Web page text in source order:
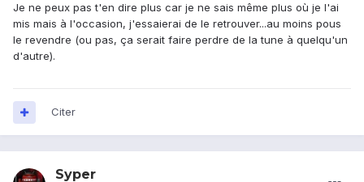
Je ne peux pas t'en dire plus car je ne sais même plus où je l'ai
mis mais à l'occasion, j'essaierai de le retrouver...au moins pous
le revendre (ou pas, ça serait faire perdre de la tune à quelqu'un
d'autre).
Citer
Syper